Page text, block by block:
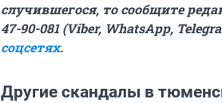
случившегося, то сообщите
47-90-081 (Viber, WhatsApp,
соцсетях.
Другие скандалы в